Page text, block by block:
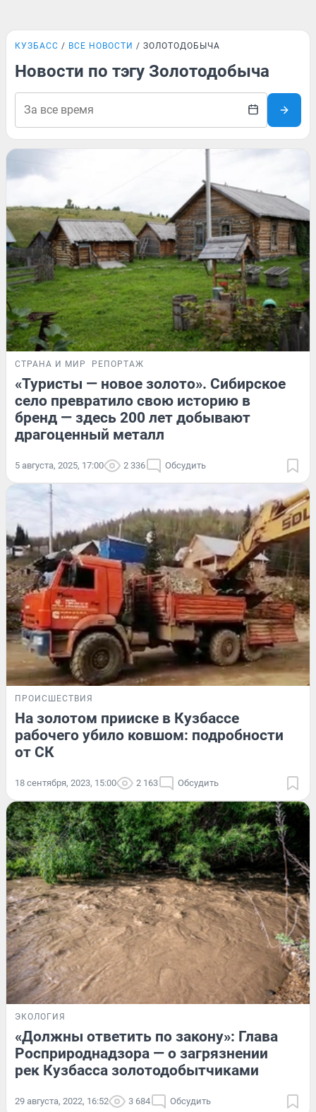
КУЗБАСС ВСЕ НОВОСТИ ЗОЛОТОДОБЫЧА
Новости по тэгу Золотодобыча
СТРАНА И МИР РЕПОРТАЖ
«Туристы — новое золото». Сибирское
село превратило свою историю в
бренд — здесь 200 лет добывают
драгоценный металл
5 августа, 2025, 17:00 2 336 Обсудить
ПРОИСШЕСТВИЯ
На золотом прииске в Кузбассе
рабочего убило ковшом: подробности
от СК
18 сентября, 2023, 15:00 2 163 Обсудить
ЭКОЛОГИЯ
«Должны ответить по закону»: Глава
Росприроднадзора — о загрязнении
рек Кузбасса золотодобытчиками
29 августа, 2022, 16:52 3 684 Обсудить